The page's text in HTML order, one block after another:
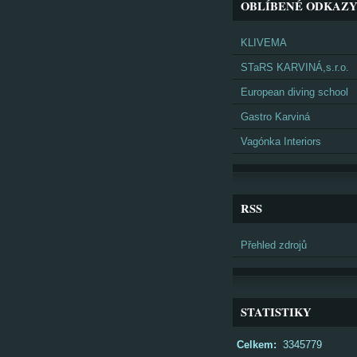
OBLÍBENÉ ODKAZY
KLIVEMA
STaRS KARVINÁ,s.r.o.
European diving school
Gastro Karviná
Vagónka Interiors
RSS
Přehled zdrojů
STATISTIKY
Celkem: 3345779